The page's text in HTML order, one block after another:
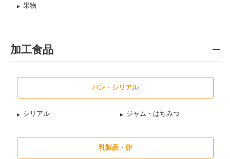
果物
加工食品
パン・シリアル
シリアル ジャム・はちみつ
乳製品・卵